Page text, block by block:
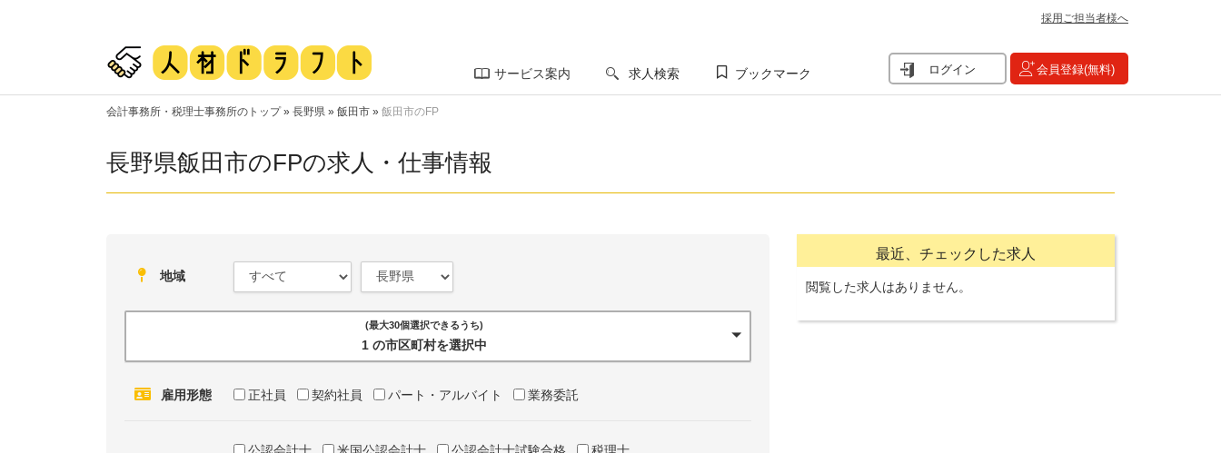
採用ご担当者様へ
サービス案内 求人検索 ブックマーク ログイン 会員登録(無料)
会計事務所・税理士事務所のトップ» 長野県 » 飯田市 » 飯田市のFP
長野県飯田市のFPの求人・仕事情報
地域
(最大30個選択できるうち)
1 の市区町村を選択中
雇用形態 正社員 契約社員 パート・アルバイト 業務委託
最近、チェックした求人
閲覧した求人はありません。